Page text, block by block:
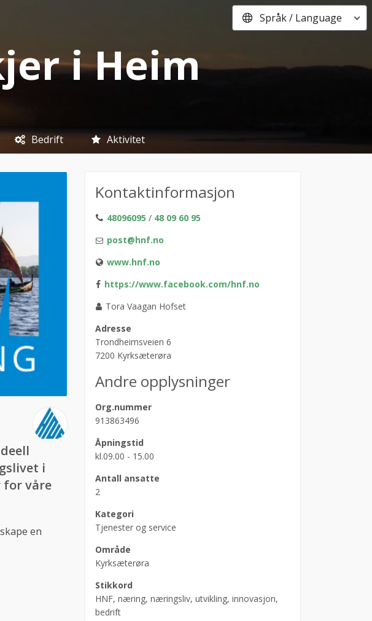
Språk / Language
i Heim
Bedrift Aktivitet
i
for våre
en
Kontaktinformasjon
48096095 / 48 09 60 95
post@hnf.no
www.hnf.no
https://www.facebook.com/hnf.no
Tora Vaagan Hofset
Adresse
Trondheimsveien 6
7200 Kyrksæterøra
Andre opplysninger
Org.nummer
913863496
Åpningstid
kl.09.00 - 15.00
Antall ansatte
2
Kategori
Tjenester og service
Område
Kyrksæterøra
Stikkord
HNF, næring, næringsliv, utvikling, innovasjon,
bedrift